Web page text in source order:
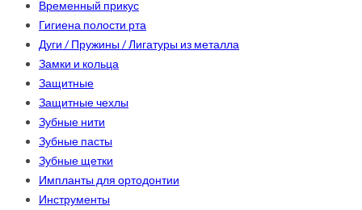
Временный прикус
Гигиена полости рта
Дуги / Пружины / Лигатуры из металла
Замки и кольца
Защитные
Защитные чехлы
Зубные нити
Зубные пасты
Зубные щетки
Импланты для ортодонтии
Инструменты